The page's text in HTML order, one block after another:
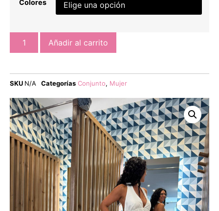
Colores
Añadir al carrito
SKU N/A Categorías Conjunto, Mujer